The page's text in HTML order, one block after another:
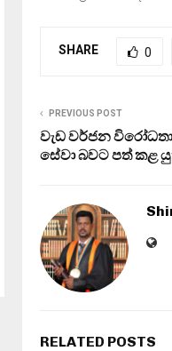
SHARE 0
PREVIOUS POST
වැඩ වර්ජන
සේවා බවට පත් කළ
RELATED POSTS